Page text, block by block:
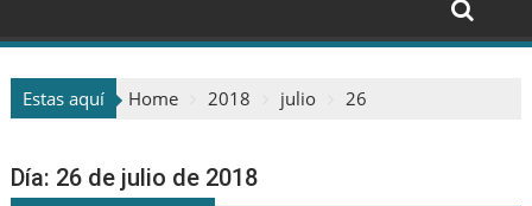
Estas aquí Home 2018 julio 26
Día: 26 de julio de 2018